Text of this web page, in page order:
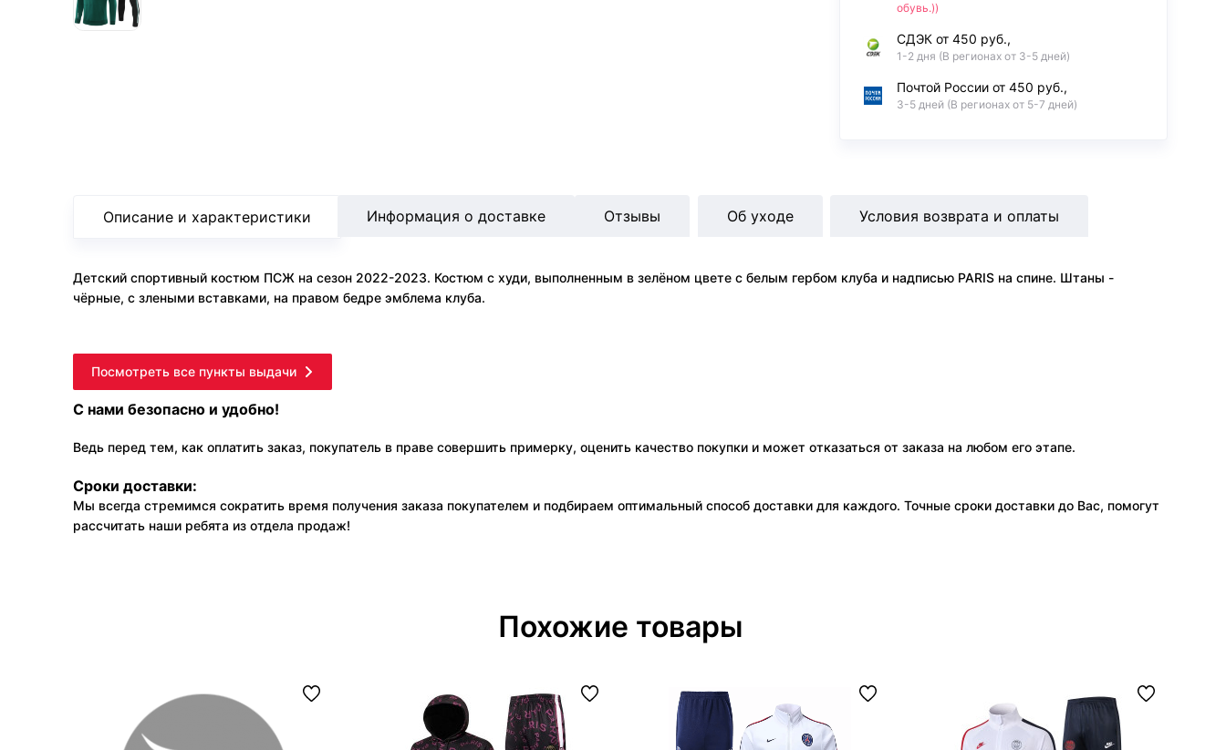
обувь.))
СДЭК от 450 руб.,
1-2 дня (В регионах от 3-5 дней)
Почтой России от 450 руб.,
3-5 дней (В регионах от 5-7 дней)
Описание и характеристики
Детский спортивный костюм ПСЖ на сезон 2022-2023. Костюм с худи, выполненным в зелёном цвете с белым гербом клуба и надписью PARIS на спине. Штаны -
чёрные, с злеными вставками, на правом бедре эмблема клуба.
Информация о доставке Отзывы Об уходе Условия возврата и оплаты
Посмотреть все пункты выдачи
С нами безопасно и удобно!
Ведь перед тем, как оплатить заказ, покупатель в праве совершить примерку, оценить качество покупки и может отказаться от заказа на любом его этапе.
Сроки доставки:
Мы всегда стремимся сократить время получения заказа покупателем и подбираем оптимальный способ доставки для каждого. Точные сроки доставки до Вас, помогут
рассчитать наши ребята из отдела продаж!
Похожие товары